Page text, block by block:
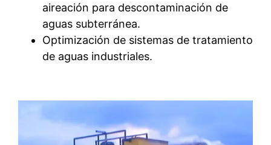
aireación para descontaminación de
aguas subterránea.
Optimización de sistemas de tratamiento
de aguas industriales.